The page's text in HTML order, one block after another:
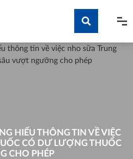
Tìm kiếm
HIẾU THÔNG TIN VỀ VIỆC
CÓ DƯ LƯỢNG THUỐC
CHO PHÉP